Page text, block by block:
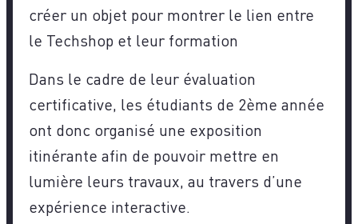
créer un objet pour montrer le lien entre
le Techshop et leur formation
Dans le cadre de leur évaluation
certificative, les étudiants de 2ème année
ont donc organisé une exposition
itinérante afin de pouvoir mettre en
lumière leurs travaux, au travers d’une
expérience interactive.